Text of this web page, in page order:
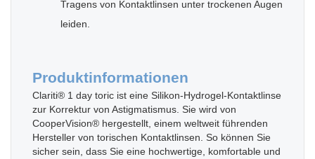
Tragens von Kontaktlinsen unter trockenen Augen
leiden.
Produktinformationen
Clariti® 1 day toric ist eine Silikon-Hydrogel-Kontaktlinse
zur Korrektur von Astigmatismus. Sie wird von
CooperVision® hergestellt, einem weltweit führenden
Hersteller von torischen Kontaktlinsen. So können Sie
sicher sein, dass Sie eine hochwertige, komfortable und